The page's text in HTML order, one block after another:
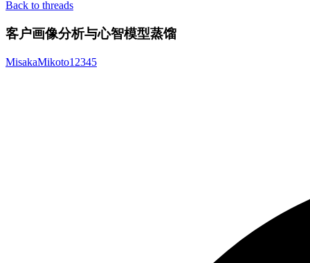
Back to threads
客户画像分析与心智模型蒸馏
MisakaMikoto12345